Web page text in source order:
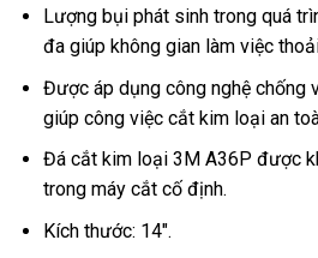
Lượng bụi phát sinh trong quá
đa giúp không gian làm việc
Được áp dụng công nghệ chống
giúp công việc cắt kim loại an
Đá cắt kim loại 3M A36P được
trong máy cắt cố định.
Kích thước: 14″.